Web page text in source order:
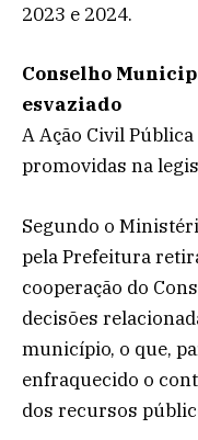
2023 e 2024.
Conselho
esvaziado
A Ação Civil
promovidas na
Segundo o
pela Prefeitura
cooperação do
decisões
município, o que,
enfraquecido o
dos recursos